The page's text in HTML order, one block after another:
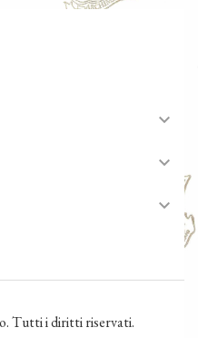



Tutti i diritti riservati.